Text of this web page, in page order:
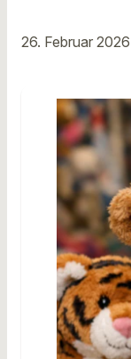
26. Februar 2026